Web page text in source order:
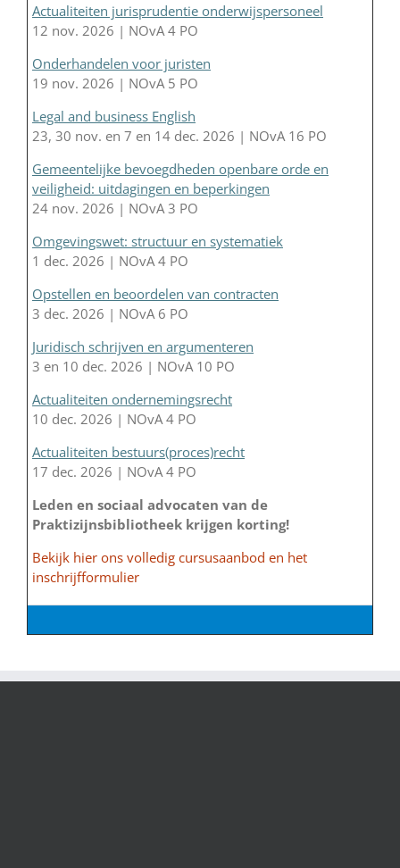
Actualiteiten jurisprudentie onderwijspersoneel
12 nov. 2026 | NOvA 4 PO
Onderhandelen voor juristen
19 nov. 2026 | NOvA 5 PO
Legal and business English
23, 30 nov. en 7 en 14 dec. 2026 | NOvA 16 PO
Gemeentelijke bevoegdheden openbare orde en
veiligheid: uitdagingen en beperkingen
24 nov. 2026 | NOvA 3 PO
Omgevingswet: structuur en systematiek
1 dec. 2026 | NOvA 4 PO
Opstellen en beoordelen van contracten
3 dec. 2026 | NOvA 6 PO
Juridisch schrijven en argumenteren
3 en 10 dec. 2026 | NOvA 10 PO
Actualiteiten ondernemingsrecht
10 dec. 2026 | NOvA 4 PO
Actualiteiten bestuurs(proces)recht
17 dec. 2026 | NOvA 4 PO
Leden en sociaal advocaten van de
Praktizijnsbibliotheek krijgen korting!
Bekijk hier ons volledig cursusaanbod en het
inschrijfformulier